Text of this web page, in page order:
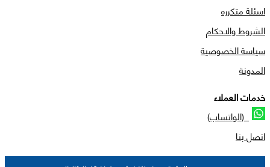
اسئلة متكرره
الشروط والاحكام
سياسة الخصوصية
المدونة
خدمات العملاء
(الواتساب)
اتصل بنا